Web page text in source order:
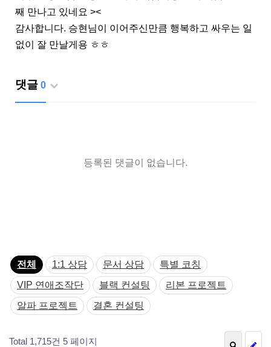
째 만나고 있네요 ><
감사합니다. 승현님이 이어주신만큼 행복하고 싸우는 일
없이 잘 만날게용 ㅎㅎ
댓글 0
등록된 댓글이 없습니다.
전체 1:1 상담 문서 상담
특별 코칭
VIP 연애조작단
블랙 컨설팅
리본 프로젝트
알파 프로젝트
결혼 컨설팅
Total 1,715건 5 페이지